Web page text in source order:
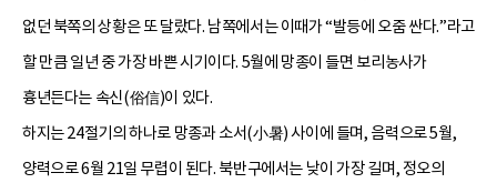
없던 북쪽의 상황은 또 달랐다. 남쪽에서는 이때가 “발등에 오줌 싼다.”라고
할 만큼 일년 중 가장 바쁜 시기이다. 5월에 망종이 들면 보리농사가
흉년든다는 속신(俗信)이 있다.
하지는 24절기의 하나로 망종과 소서(小暑) 사이에 들며, 음력으로 5월,
양력으로 6월 21일 무렵이 된다. 북반구에서는 낮이 가장 길며, 정오의